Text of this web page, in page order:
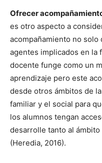
Ofrecer
es otro aspecto a
acompañamiento no
agentes implicados en la
docente funge como un
aprendizaje pero este
desde otros ámbitos de
familiar y el social para
los alumnos tengan
desarrolle tanto al
(Heredia, 2016).